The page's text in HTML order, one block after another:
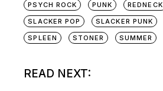
PSYCH ROCK PUNK REDNECK
SLACKER POP
SLACKER PUNK
SPLEEN
STONER SUMMER
READ NEXT: